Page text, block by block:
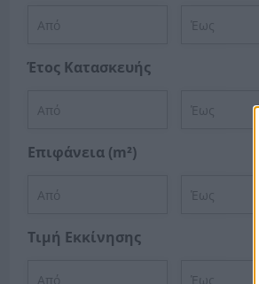
Έτος Κατασκευής
Επιφάνεια (m²)
Τιμή Εκκίνησης